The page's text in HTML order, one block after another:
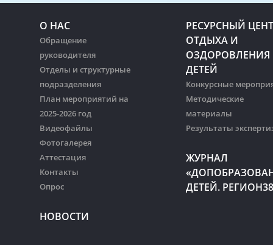
О НАС
Обращение
руководителя
Отделы и структурные
подразделения
План мероприятий на
2025-2026 год
Видеофайлы
Фотогалерея
Аттестация
Контакты
Опрос
НОВОСТИ
РЕСУРСНЫЙ
ОТДЫХА И
ОЗДОРОВЛЕНИЯ
ДЕТЕЙ
Конкурсные
Методические
материалы
Результаты
ЖУРНАЛ
ДЕТЕЙ.